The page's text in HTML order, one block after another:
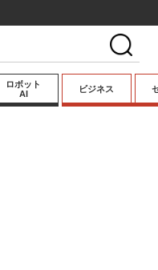
ロボット
AI
ビジネス